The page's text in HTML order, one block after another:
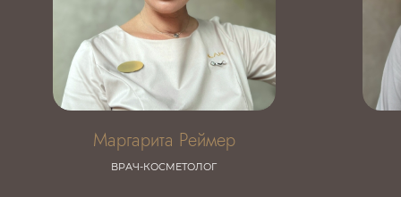
Маргарита Реймер
ВРАЧ-КОСМЕТОЛОГ